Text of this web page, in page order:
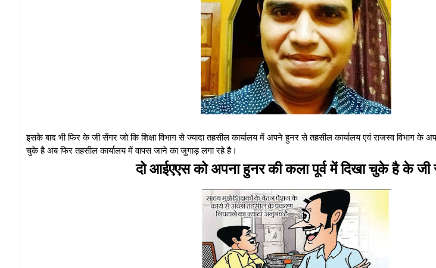
इसके बाद भी फिर के जी सेंगर जो कि शिक्षा विभाग से ज्यादा तहसील कार्यालय में अपने हुनर से तहसील कार्यालय एवं राजस्व विभाग
चुके है अब फिर तहसील कार्यालय में वापस जाने का जुगाड़ लगा रहे है।
दो आईएएस को अपना हुनर की कला पूर्व में दिखा चुके है के जी